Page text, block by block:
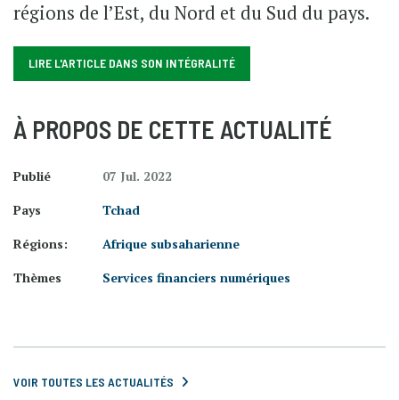
régions de l’Est, du Nord et du Sud du pays.
LIRE L'ARTICLE DANS SON INTÉGRALITÉ
À PROPOS DE CETTE ACTUALITÉ
Publié
07 Jul. 2022
Pays
Tchad
Régions:
Afrique subsaharienne
Thèmes
Services financiers numériques
VOIR TOUTES LES ACTUALITÉS